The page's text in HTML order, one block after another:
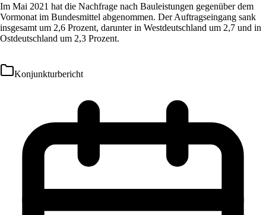
Im Mai 2021 hat die Nachfrage nach Bauleistungen gegenüber dem
Vormonat im Bundesmittel abgenommen. Der Auftragseingang sank
insgesamt um 2,6 Prozent, darunter in Westdeutschland um 2,7 und in
Ostdeutschland um 2,3 Prozent.
Konjunkturbericht